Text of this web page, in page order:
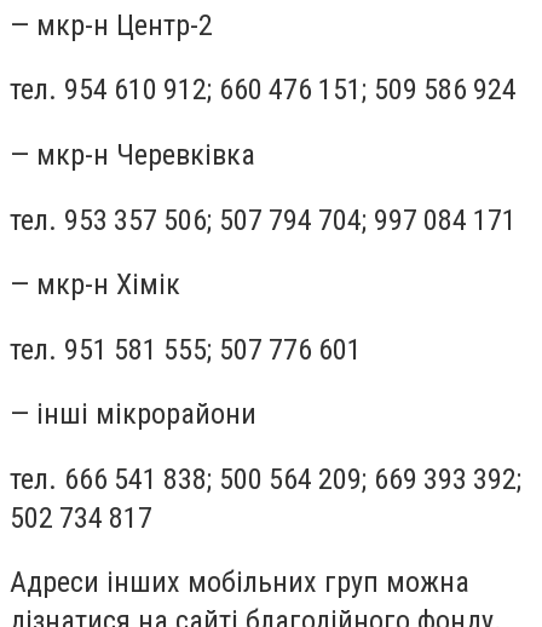
— мкр-н Центр-2
тел. 954 610 912; 660 476 151; 509 586 924
— мкр-н Черевківка
тел. 953 357 506; 507 794 704; 997 084 171
— мкр-н Хімік
тел. 951 581 555; 507 776 601
— інші мікрорайони
тел. 666 541 838; 500 564 209; 669 393 392;
502 734 817
Адреси інших мобільних груп можна